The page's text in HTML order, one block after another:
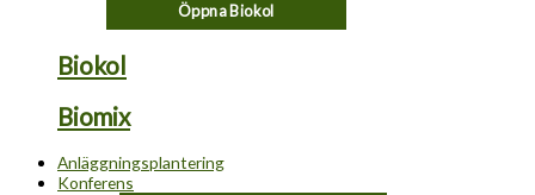
Öppna Biokol
Biokol
Biomix
Anläggningsplantering
Konferens